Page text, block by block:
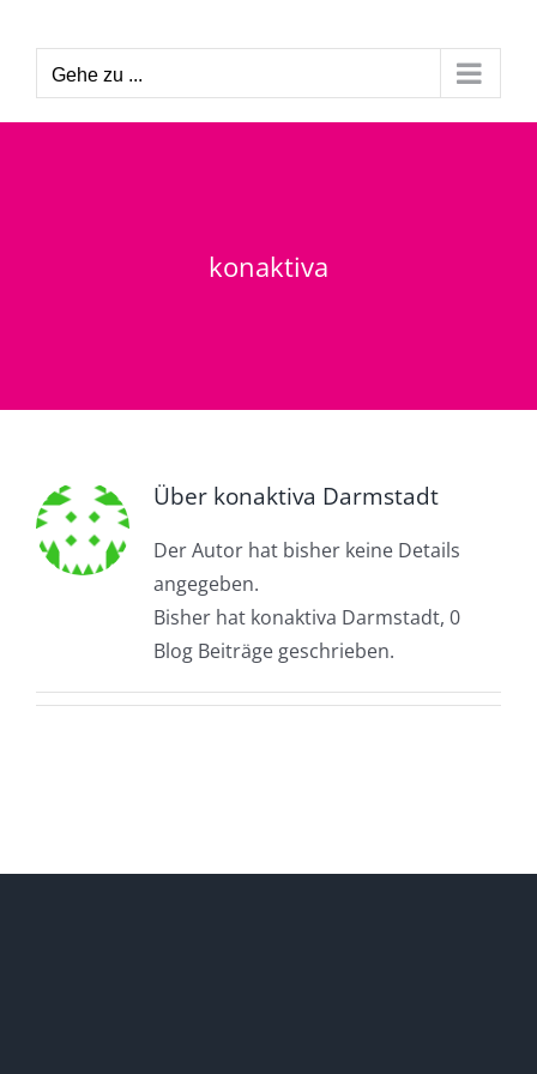
Inhalt
springenGehe zu ...
konaktiva
Über konaktiva Darmstadt
Der Autor hat bisher keine Details
angegeben.
Bisher hat konaktiva Darmstadt, 0
Blog Beiträge geschrieben.